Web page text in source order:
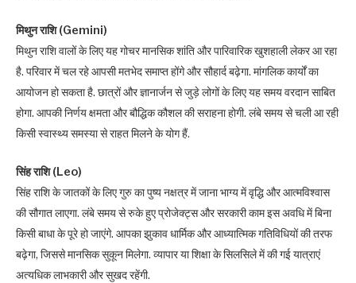
मिथुन राशि (Gemini)
मिथुन राशि वालों के लिए यह गोचर मानसिक शांति और पारिवारिक खुशहाली लेकर आ रहा
है. परिवार में चल रहे आपसी मतभेद समाप्त होंगे और सौहार्द बढ़ेगा. मांगलिक कार्यों का
आयोजन हो सकता है. छात्रों और ज्ञानार्जन से जुड़े लोगों के लिए यह समय वरदान साबित
होगा. आपकी निर्णय क्षमता और बौद्धिक कौशल की सराहना होगी. लंबे समय से चली आ रही
किसी स्वास्थ्य समस्या से राहत मिलने के योग हैं.
सिंह राशि (Leo)
सिंह राशि के जातकों के लिए गुरु का पुष्य नक्षत्र में जाना भाग्य में वृद्धि और आत्मविश्वास
की सौगात लाएगा. लंबे समय से रुके हुए प्रोजेक्ट्स और सरकारी काम इस अवधि में बिना
किसी बाधा के पूरे हो जाएंगे. आपका झुकाव धार्मिक और आध्यात्मिक गतिविधियों की तरफ
बढ़ेगा, जिससे मानसिक सुकून मिलेगा. व्यापार या शिक्षा के सिलसिले में की गई यात्राएं
अत्यधिक लाभकारी और सुखद रहेंगी.